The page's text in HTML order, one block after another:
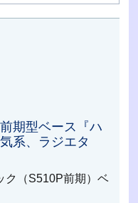
期型ベース『ハ
系、ラジエタ
ク（S510P前期）ベ